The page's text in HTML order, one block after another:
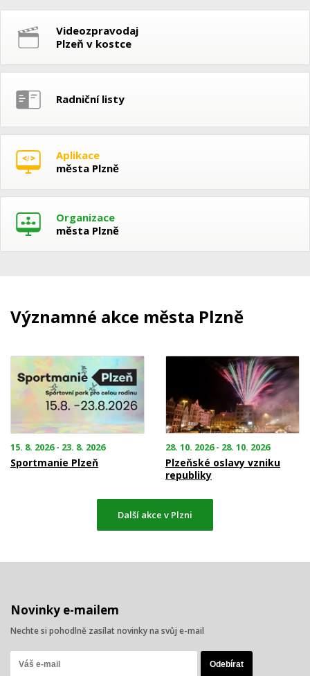
Videozpravodaj
Plzeň v kostce
Radniční listy
Aplikace
města Plzně
Organizace
města Plzně
Významné akce města Plzně
15. 8. 2026 - 23. 8. 2026
Sportmanie Plzeň
28. 10. 2026 - 28. 10. 2026
Plzeňské oslavy vzniku
republiky
Další akce v Plzni
Novinky e-mailem
Nechte si pohodlně zasílat novinky na svůj e-mail